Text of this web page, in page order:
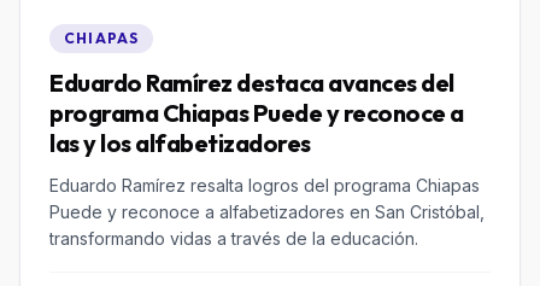
CHIAPAS
Eduardo Ramírez destaca avances del
programa Chiapas Puede y reconoce a
Eduardo Ramírez resalta logros del programa Chiapas
Puede y reconoce a alfabetizadores en San Cristóbal,
transformando vidas a través de la educación.